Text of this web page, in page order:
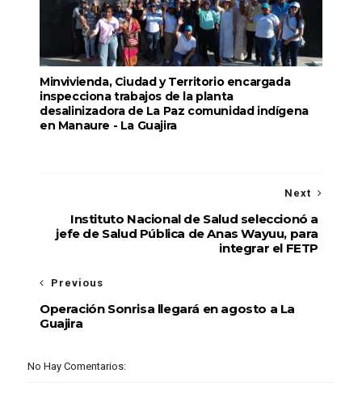
Minvivienda, Ciudad y Territorio encargada
inspecciona trabajos de la planta
desalinizadora de La Paz comunidad indígena
en Manaure - La Guajira
Next
Instituto Nacional de Salud seleccionó a
jefe de Salud Pública de Anas Wayuu, para
integrar el FETP
Previous
Operación Sonrisa llegará en agosto a La
Guajira
No Hay Comentarios: